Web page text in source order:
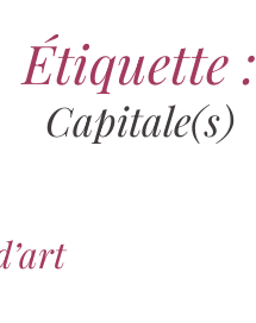
Étiquette :
Capitale(s)